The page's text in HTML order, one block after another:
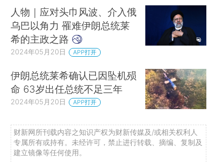
人物｜应对头巾风波、介入俄
乌巴以角力 罹难伊朗总统莱
希的主政之路
2024年05月20日 APP打开
伊朗总统莱希确认已因坠机殒
命 63岁出任总统不足三年
2024年05月20日 APP打开
财新网所刊载内容之知识产权为财新传媒及/或相关权利人
专属所有或持有。未经许可，禁止进行转载、摘编、复制及
建立镜像等任何使用。